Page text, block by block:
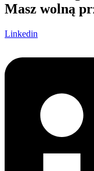
Masz wolną
Linkedin